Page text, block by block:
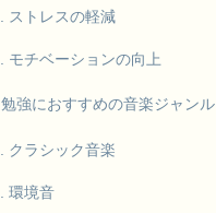
ストレスの軽減
モチベーションの向上
勉強におすすめの音楽ジャンル
クラシック音楽
環境音